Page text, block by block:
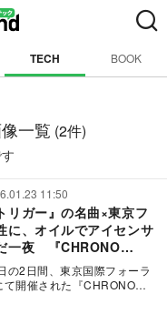
TECH BOOK
一覧 (2件)
11:50
リガー』の名曲×東京フ
に、オイルでアイセンサ
一夜 『CHRONO
Concert 時を
レポート
の2日間、東京国際フォーラ
て開催された『CHRONO
Con…